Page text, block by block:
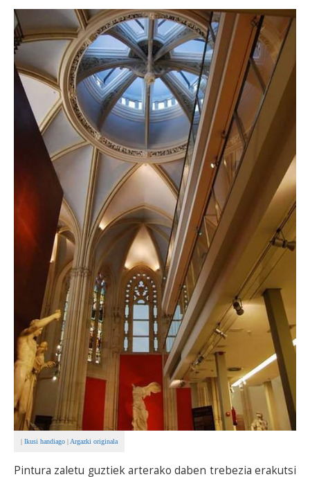
| Ikusi handiago | Argazki originala
Pintura zaletu guztiek arterako daben trebezia erakutsi